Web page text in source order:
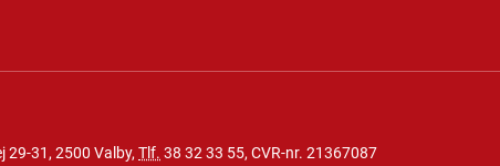
29-31, 2500 Valby, Tlf. 38 32 33 55, CVR-nr. 21367087